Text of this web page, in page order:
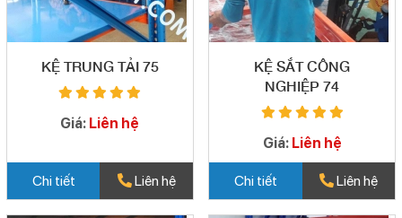
KỆ TRUNG TẢI 75
Giá: Liên hệ
Chi tiết Liên hệ
KỆ SẮT CÔNG
NGHIỆP 74
Giá: Liên hệ
Chi tiết Liên hệ